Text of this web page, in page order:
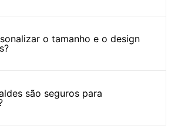
o tamanho e o design
são seguros para